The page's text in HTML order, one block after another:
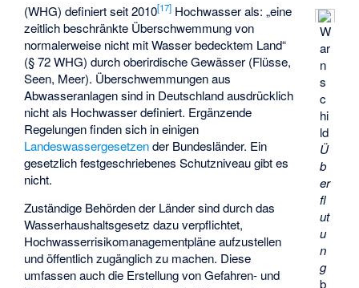
W
ar
n
s
c
hi
ld
Ü
b
er
fl
ut
u
n
g
b
(WHG) definiert seit 2010[17] Hochwasser als: „eine
zeitlich beschränkte Überschwemmung von
normalerweise nicht mit Wasser bedecktem Land“
(§ 72 WHG) durch oberirdische Gewässer (Flüsse,
Seen, Meer). Überschwemmungen aus
Abwasseranlagen sind in Deutschland ausdrücklich
nicht als Hochwasser definiert. Ergänzende
Regelungen finden sich in einigen
Landeswassergesetzender Bundesländer. Ein
gesetzlich festgeschriebenes Schutzniveau gibt es
nicht.
Zuständige Behörden der Länder sind durch das
Wasserhaushaltsgesetz dazu verpflichtet,
Hochwasserrisikomanagementpläne aufzustellen
und öffentlich zugänglich zu machen. Diese
umfassen auch die Erstellung von Gefahren- und